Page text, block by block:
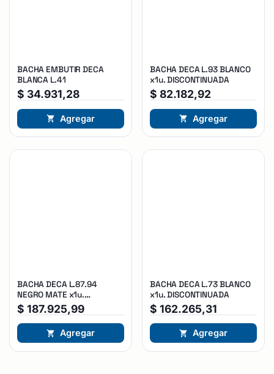
BACHA EMBUTIR DECA
BLANCA L.41
$ 34.931,28
Agregar
BACHA DECA L.93 BLANCO
x1u. DISCONTINUADA
$ 82.182,92
Agregar
BACHA DECA L.87.94
NEGRO MATE x1u.
DISCONTINUADA
$ 187.925,99
Agregar
BACHA DECA L.73 BLANCO
x1u. DISCONTINUADA
$ 162.265,31
Agregar